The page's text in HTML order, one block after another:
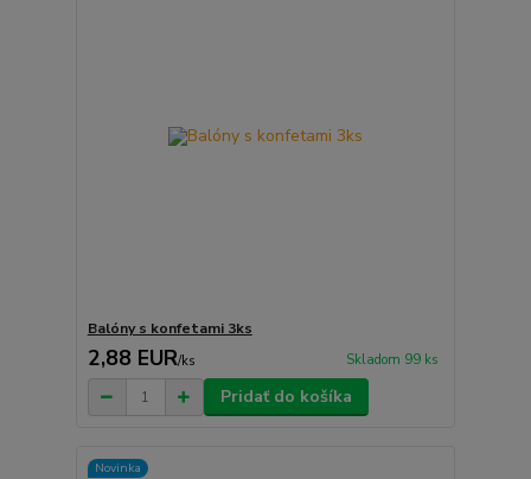
Balóny s konfetami 3ks
2,88 EUR/ks Skladom 99 ks
Pridať do košíka
Novinka